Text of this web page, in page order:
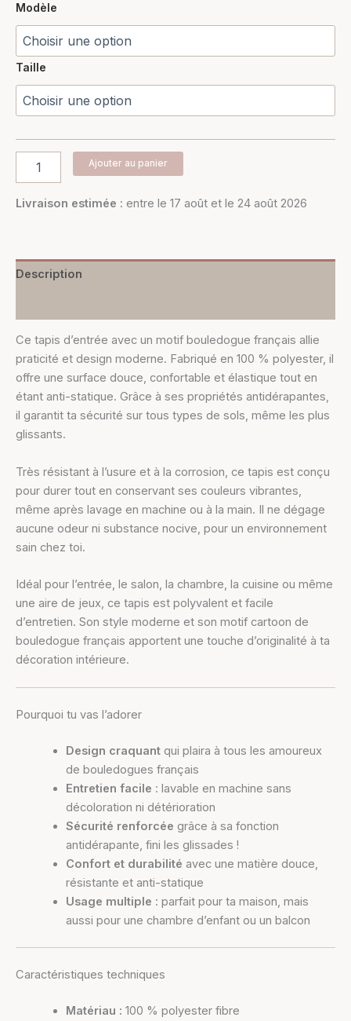
Modèle
Taille
Ajouter au panier
Livraison estimée : entre le 17 août et le 24 août 2026
Description
Ce tapis d’entrée avec un motif bouledogue français allie
praticité et design moderne. Fabriqué en 100 % polyester, il
offre une surface douce, confortable et élastique tout en
étant anti-statique. Grâce à ses propriétés antidérapantes,
il garantit ta sécurité sur tous types de sols, même les plus
glissants.
Très résistant à l’usure et à la corrosion, ce tapis est conçu
pour durer tout en conservant ses couleurs vibrantes,
même après lavage en machine ou à la main. Il ne dégage
aucune odeur ni substance nocive, pour un environnement
sain chez toi.
Idéal pour l’entrée, le salon, la chambre, la cuisine ou même
une aire de jeux, ce tapis est polyvalent et facile
d’entretien. Son style moderne et son motif cartoon de
bouledogue français apportent une touche d’originalité à ta
décoration intérieure.
Pourquoi tu vas l’adorer
Design craquantqui plaira à tous les amoureux
de bouledogues français
Entretien facile : lavable en machine sans
décoloration ni détérioration
Sécurité renforcée grâce à sa fonction
antidérapante, fini les glissades !
Confort et durabilité avec une matière douce,
résistante et anti-statique
Usage multiple : parfait pour ta maison, mais
aussi pour une chambre d’enfant ou un balcon
Caractéristiques techniques
Matériau : 100 % polyester fibre